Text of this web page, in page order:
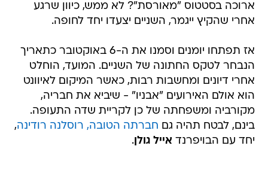
ארוכה בסטטוס "מאורסת"? לא ממש, כיוון שרגע
אחרי שהקיץ ייגמר, השניים יצעדו יחד לחופה.
אז תפתחו יומנים וסמנו את ה-6 באוקטובר כתאריך
הנבחר לטקס החתונה של השניים. המועד, הוחלט
אחרי דיונים ומחשבות רבות, כאשר המיקום לאיוונט
הוא אולם האירועים "אבניו" - שיביא את חבריה,
מקורביה ומשפחתה של כן לקריית שדה התעופה.
בינם, לבטח תהיה גם חברתה הטובה, רוסלנה רודינה,
יחד עם הבויפרנד אייל גולן.